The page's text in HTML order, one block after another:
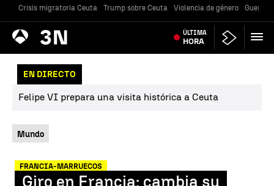
Crisis migratoria Ceuta Trump sobre Ceuta Violencia de género Guerra
Antena
3 Noticias ÚLTIMA
HORA
EN DIRECTO
Felipe VI prepara una visita histórica a Ceuta
Mundo
FRANCIA-MARRUECOS
Giro en Francia: cambia su